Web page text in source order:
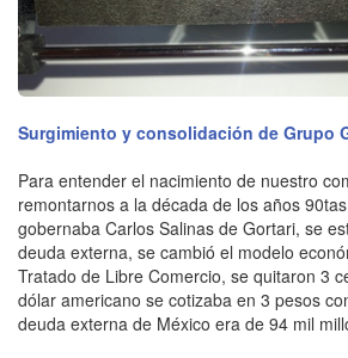
Surgimiento y consolidación de Grupo
Para entender el nacimiento de nuestro
remontarnos a la década de los años
gobernaba Carlos Salinas de Gortari, se
deuda externa, se cambió el modelo
Tratado de Libre Comercio, se quitaron 3
dólar americano se cotizaba en 3 pesos
deuda externa de México era de 94 mil